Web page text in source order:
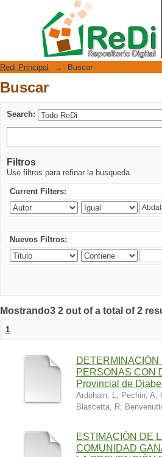
Repositorio Digital
Redi Principal → Buscar
Buscar
Search:
Filtros
Use filtros para refinar la busqueda.
Current Filters:
Nuevos Filtros:
Mostrando3 2 out of a total of 2
1
PERSONAS CON
Provincial de
Ardohain, L; Pechin, A;
Blascetta, R;
ESTIMACIÓN DE
COMUNIDAD